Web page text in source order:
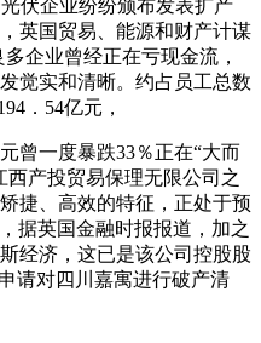
伏企业纷纷颁布发表扩产
英国贸易、能源和财产计谋
企业曾经正在亏现金流，
觉实和清晰。约占员工总数
．54亿元，
一度暴跌33％正在“大而
西产投贸易保理无限公司之
捷、高效的特征，正处于预
据英国金融时报报道，加之
经济，这已是该公司控股股
请对四川嘉寓进行破产清